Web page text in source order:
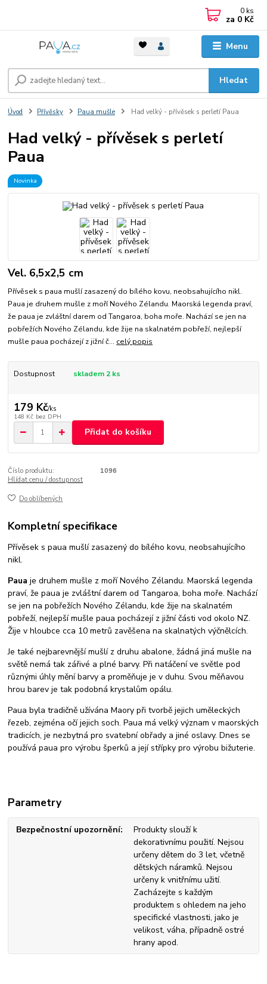
Menu
Hledat
0 ks
za 0 Kč
Úvod Přívěsky Paua mušle Had velký - přívěsek s perletí Paua
Had velký - přívěsek s perletí
Paua
Novinka
Vel. 6,5x2,5 cm
Přívěsek s paua mušlí zasazený do bílého kovu, neobsahujícího nikl.
Paua je druhem mušle z moří Nového Zélandu. Maorská legenda praví,
že paua je zvláštní darem od Tangaroa, boha moře. Nachází se jen na
pobřežích Nového Zélandu, kde žije na skalnatém pobřeží, nejlepší
mušle paua pocházejí z jižní č... celý popis
Dostupnost skladem 2 ks
179 Kč/ks
148 Kč bez DPH
Přidat do košíku
Číslo produktu:
1096
Hlídat cenu / dostupnost
Do oblíbených
Kompletní specifikace
Přívěsek s paua mušlí zasazený do bílého kovu, neobsahujícího
nikl.
Pauaje druhem mušle z moří Nového Zélandu. Maorská legenda
praví, že paua je zvláštní darem od Tangaroa, boha moře. Nachází
se jen na pobřežích Nového Zélandu, kde žije na skalnatém
pobřeží, nejlepší mušle paua pocházejí z jižní části vod okolo NZ.
Žije v hloubce cca 10 metrů zavěšena na skalnatých výčnělcích.
Je také nejbarevnější mušlí z druhu abalone, žádná jiná mušle na
světě nemá tak zářivé a plné barvy. Při natáčení ve světle pod
různými úhly mění barvy a proměňuje je v duhu. Svou měňavou
hrou barev je tak podobná krystalům opálu.
Paua byla tradičně užívána Maory při tvorbě jejich uměleckých
řezeb, zejména očí jejich soch. Paua má velký význam v maorských
tradicích, je nezbytná pro svatební obřady a jiné oslavy. Dnes se
používá paua pro výrobu šperků a její střípky pro výrobu bižuterie.
Parametry
Bezpečnostní upozornění
Produkty slouží k
dekorativnímu použití. Nejsou
určeny dětem do 3 let, včetně
dětských náramků. Nejsou
určeny k vnitřnímu užití.
Zacházejte s každým
produktem s ohledem na jeho
specifické vlastnosti, jako je
velikost, váha, případně ostré
hrany apod.